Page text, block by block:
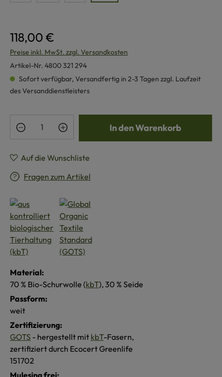
118,00 €
Preise inkl. MwSt. zzgl. Versandkosten
Artikel-Nr. 4800 321 294
Sofort verfügbar, Versandfertig in 2-3 Tagen zzgl. Laufzeit
des Versanddienstleisters
Produkt Anzahl: Gib den gewünschten
In den Warenkorb
Auf die Wunschliste
Fragen zum Artikel
Material:
70 % Bio-Schurwolle (kbT), 30 % Seide
Passform:
weit
Zertifizierung:
GOTS - hergestellt mit kbT-Fasern,
zertifiziert durch Ecocert Greenlife
151702
Mulesing frei: